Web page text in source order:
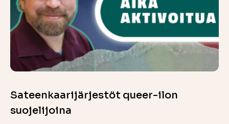
Sateenkaarijärjestöt queer-ilon
suojelijoina